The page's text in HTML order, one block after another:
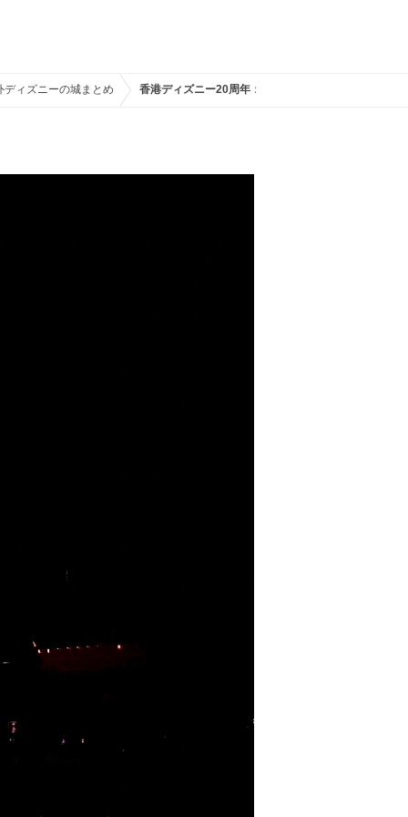
ィズニーの城まとめ 香港ディズニー20周年：モーメンタス特別版